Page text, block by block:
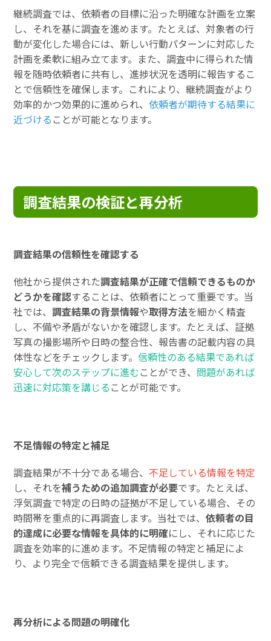
継続調査では、依頼者の目標に沿った明確な計画を立案
し、それを基に調査を進めます。たとえば、対象者の行
動が変化した場合には、新しい行動パターンに対応した
計画を柔軟に組み立てます。また、調査中に得られた情
報を随時依頼者に共有し、進捗状況を透明に報告するこ
とで信頼性を確保します。これにより、継続調査がより
効率的かつ効果的に進められ、依頼者が期待する結果に
近づける ことが可能となります。
調査結果の検証と再分析
調査結果の信頼性を確認する
他社から提供された調査結果が正確で信頼できるものか
どうかを確認することは、依頼者にとって重要です。当
社では、調査結果の背景情報や取得方法を細かく精査
し、不備や矛盾がないかを確認します。たとえば、証拠
写真の撮影場所や日時の整合性、報告書の記載内容の具
体性などをチェックします。信頼性のある結果であれば
安心して次のステップに進むことができ、 問題があれば
迅速に対応策を講じる ことが可能です。
不足情報の特定と補足
調査結果が不十分である場合、 不足している情報を特定
し、それを補うための追加調査が必要です。たとえば、
浮気調査で特定の日時の証拠が不足している場合、その
時間帯を重点的に再調査します。当社では、依頼者の目
的達成に必要な情報を具体的に明確にし、それに応じた
調査を効率的に進めます。不足情報の特定と補足によ
り、より完全で信頼できる調査結果を提供します。
再分析による問題の明確化